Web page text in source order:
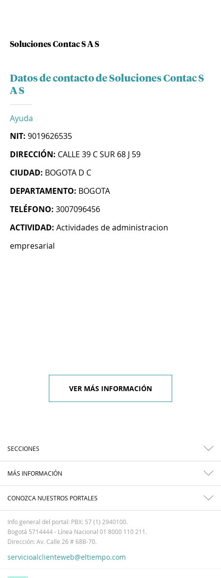
Soluciones Contac S A S
Datos de contacto de Soluciones Contac S
A S
Ayuda
NIT: 9019626535
DIRECCIÓN: CALLE 39 C SUR 68 J 59
CIUDAD: BOGOTA D C
DEPARTAMENTO: BOGOTA
TELÉFONO: 3007096456
ACTIVIDAD: Actividades de administracion
empresarial
VER MÁS INFORMACIÓN
SECCIONES
MÁS INFORMACIÓN
CONOZCA NUESTROS PORTALES
Info general del portal: PBX: 57 (1) 2940100.
Bogotá 5714444 - Línea Nacional 01 8000 110 211.
Dirección: Av. Calle 26 # 68B-70.
servicioalclienteweb@eltiempo.com